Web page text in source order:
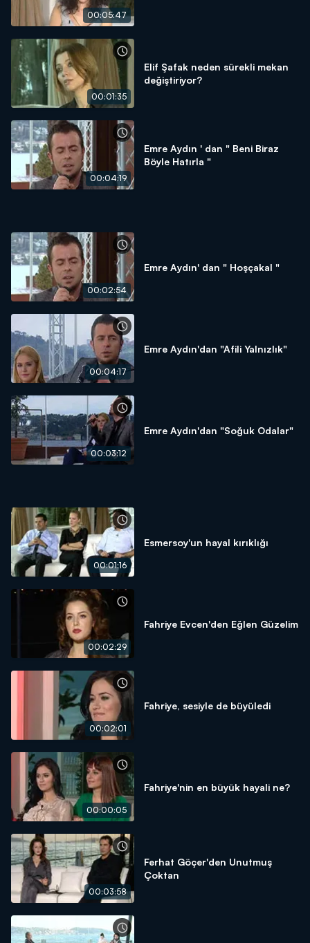
00:05:47
00:01:35
Elif Şafak neden sürekli mekan
değiştiriyor?
00:04:19
Emre Aydın ' dan " Beni Biraz
Böyle Hatırla "
00:02:54
Emre Aydın' dan " Hoşçakal "
00:04:17
Emre Aydın'dan "Afili Yalnızlık"
00:03:12
Emre Aydın'dan "Soğuk Odalar"
00:01:16
Esmersoy'un hayal kırıklığı
00:02:29
Fahriye Evcen'den Eğlen Güzelim
00:02:01
Fahriye, sesiyle de büyüledi
00:00:05
Fahriye'nin en büyük hayali ne?
00:03:58
Ferhat Göçer'den Unutmuş
Çoktan